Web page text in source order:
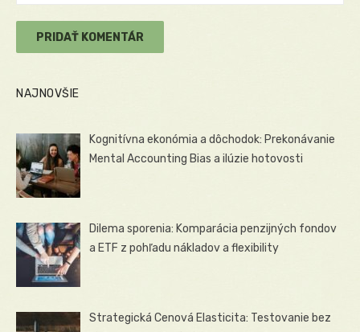
NAJNOVŠIE
Kognitívna ekonómia a dôchodok: Prekonávanie
Mental Accounting Bias a ilúzie hotovosti
Dilema sporenia: Komparácia penzijných fondov
a ETF z pohľadu nákladov a flexibility
Strategická Cenová Elasticita: Testovanie bez